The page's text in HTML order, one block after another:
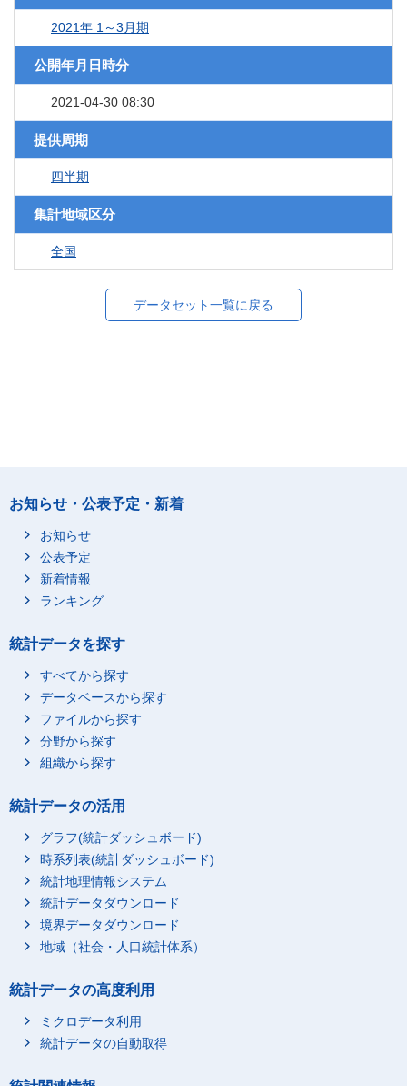
2021年 1～3月期
公開年月日時分
2021-04-30 08:30
提供周期
四半期
集計地域区分
全国
データセット一覧に戻る
お知らせ・公表予定・新着
お知らせ
公表予定
新着情報
ランキング
統計データを探す
すべてから探す
データベースから探す
ファイルから探す
分野から探す
組織から探す
統計データの活用
グラフ(統計ダッシュボード)
時系列表(統計ダッシュボード)
統計地理情報システム
統計データダウンロード
境界データダウンロード
地域（社会・人口統計体系）
統計データの高度利用
ミクロデータ利用
統計データの自動取得